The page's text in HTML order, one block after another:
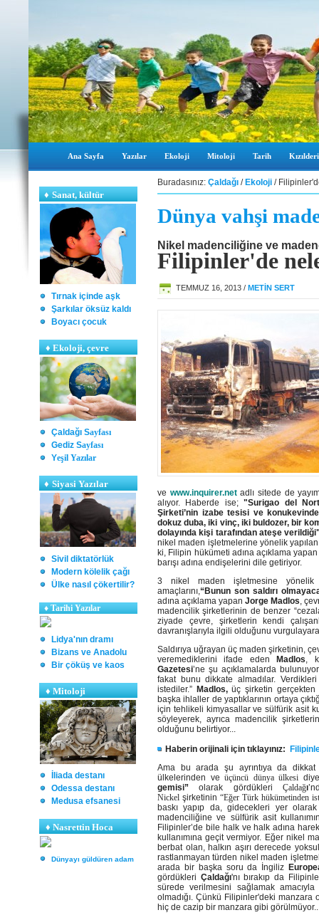
Ana Sayfa Yazılar Ekoloji Mitoloji Tarih
♦ Sanat, kültür
Tırnak içinde aşk
Şarkılar öksüz kaldı
Boyacı çocuk
♦Ekoloji, çevre
Çaldağı Sayfası
Gediz Sayfası
Yeşil Yazılar
♦ Siyasi Yazılar
Sivil diktatörlük
Modern kölelik çağı
Ülke nasıl çökertilir?
♦ Tarihi Yazılar
Lidya'nın dramı
Bizans ve Anadolu
Bir çöküş ve kaos
♦Mitoloji
İliada destanı
Odessa destanı
Medusa efsanesi
♦ Nasrettin Hoca
Dünyayı güldüren adam
Buradasınız: Çaldağı / Ekoloji /
Dünya vahşi
Nikel madenciliğine ve
Filipinler'de
TEMMUZ 16, 2013 / METİN SERT
ve www.inquirer.netadlı sitede de
alıyor. Haberde ise;"Surigao del
Şirketi’nin izabe tesisi ve
dokuz duba, iki vinç, iki buldozer, bir
dolayında kişi tarafından ateşe
nikel maden işletmelerine yönelik
ki, Filipin hükümeti adına açıklama
barışı adına endişelerini dile getiriyor.
3 nikel maden işletmesine yönelik
amaçlarını,“Bunun son saldırı
adına açıklama yapanJorge Madlos,
madencilik şirketlerinin de benzer
ziyade çevre, şirketlerin kendi
davranışlarıyla ilgili olduğunu
Saldırıya uğrayan üç maden şirketinin,
veremediklerini ifade eden
Madlos,
Gazetesi’ne şu açıklamalarda
fakat bunu dikkate almadılar.
istediler.” Madlos,üç şirketin gerçekten
başka ihlaller de yaptıklarının ortaya
için tehlikeli kimyasallar ve sülfürik asit
söyleyerek, ayrıca madencilik
olduğunu belirtiyor...
Haberin orijinali için tıklayınız:
Ama bu arada şu ayrıntıya da
ülkelerinden veüçüncü dünya ülkesi
gemisi” olarak gördükleri Çaldağı
Nickel şirketinin“Eğer Türk hükümetinden
baskı yapıp da, gidecekleri yer
madenciliğine ve sülfürik asit
Filipinler’de bile halk ve halk adına
kullanımına geçit vermiyor. Eğer nikel
berbat olan, halkın aşırı derecede
rastlanmayan türden nikel maden
arada bir başka soru da İngiliz
gördükleri Çaldağı'nı bırakıp da
sürede verilmesini sağlamak
olmadığı. Çünkü Filipinler'deki manzara
hiç de cazip bir manzara gibi